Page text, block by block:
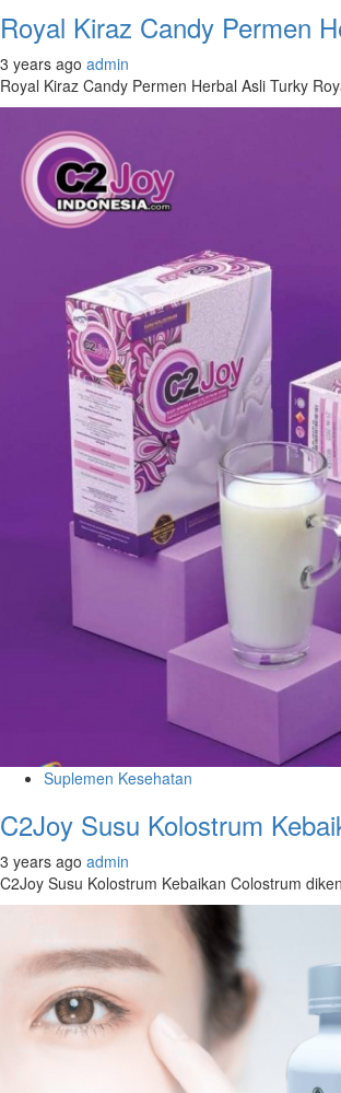
Royal Kiraz Candy Permen
3 years ago admin
Royal Kiraz Candy Permen Herbal Asli Turky
Suplemen Kesehatan
C2Joy Susu Kolostrum
3 years ago admin
C2Joy Susu Kolostrum Kebaikan Colostrum